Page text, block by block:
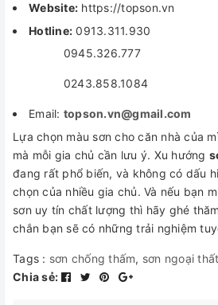
Website: https://topson.vn
Hotline: 0913.311.930
0945.326.777
0243.858.1084
Email: topson.vn@gmail.com
Lựa chọn màu sơn cho căn nhà của
mà mỗi gia chủ cần lưu ý. Xu hướng
đang rất phổ biến, và không có dấu
chọn của nhiều gia chủ. Và nếu bạn
sơn uy tín chất lượng thì hãy ghé
chắn bạn sẽ có những trải nghiệm
Tags : sơn chống thấm, sơn ngoại thất
Chia sẻ: